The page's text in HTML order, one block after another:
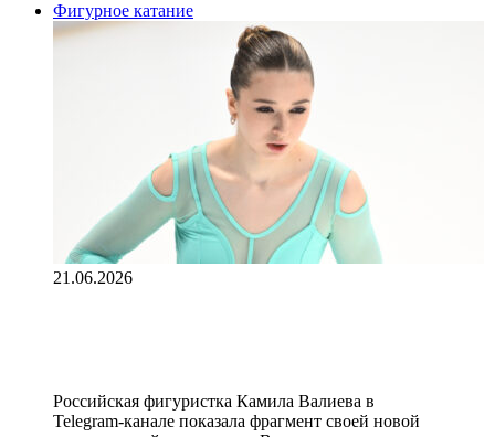
Фигурное катание
21.06.2026
Российская фигуристка Камила Валиева в
Telegram‑канале показала фрагмент своей новой